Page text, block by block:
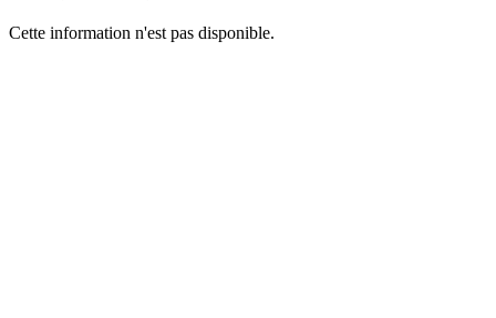
Cette information n'est pas disponible.